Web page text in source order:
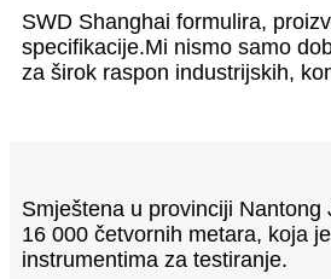
SWD Shanghai formulira,
specifikacije.Mi nismo samo
za širok raspon industrijskih,
Smještena u provinciji
16 000 četvornih metara, koja
instrumentima za testiranje.